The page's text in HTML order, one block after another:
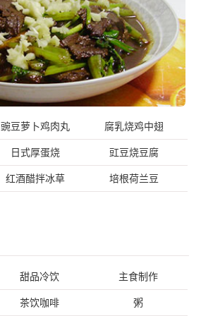
豌豆萝卜鸡肉丸 腐乳烧鸡中翅
日式厚蛋烧 豇豆烧豆腐
红酒醋拌冰草 培根荷兰豆
甜品冷饮 主食制作
茶饮咖啡 粥